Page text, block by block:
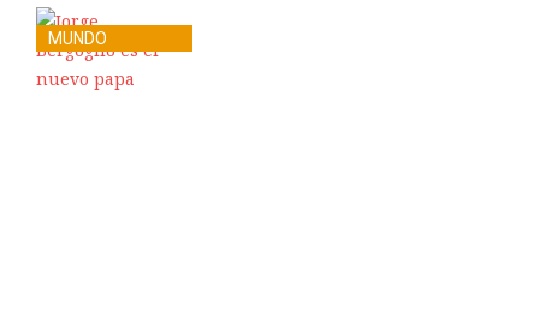
MUNDO